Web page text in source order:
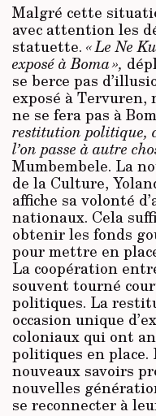
Malgré cette
avec attention les
statuette. « Le Ne
exposé à Boma »,
se berce pas
exposé à Tervuren,
ne se fera pas à
restitution politique,
l’on passe à autre
Mumbembele. La
de la Culture,
affiche sa volonté
nationaux. Cela
obtenir les fonds
pour mettre en
La coopération
souvent tourné
politiques. La
occasion unique
coloniaux qui ont
politiques en place.
nouveaux savoirs
nouvelles
se reconnecter à